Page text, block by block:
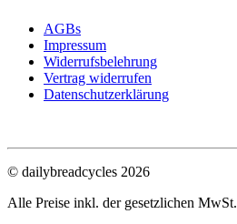
AGBs
Impressum
Widerrufsbelehrung
Vertrag widerrufen
Datenschutzerklärung
© dailybreadcycles 2026
Alle Preise inkl. der gesetzlichen MwSt.